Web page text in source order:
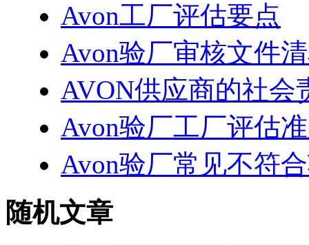
Avon工厂评估要点
Avon验厂审核文件
AVON供应商的社会
Avon验厂工厂评估
Avon验厂常见不符
随机文章